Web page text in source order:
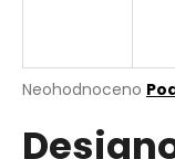
Průměrné
produktu
je
Neohodnoceno
o